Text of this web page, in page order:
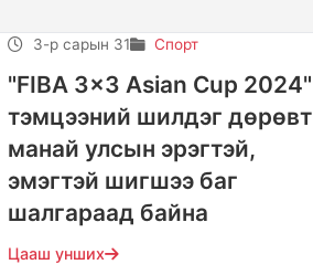
3-р сарын 31 Спорт
"FIBA 3x3 Asian Cup 2024"
тэмцээний шилдэг дөрөвт
манай улсын эрэгтэй,
эмэгтэй шигшээ баг
шалгараад байна
Цааш унших